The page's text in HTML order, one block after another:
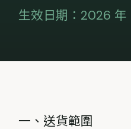
生效日期：2026 年
一、送貨範圍